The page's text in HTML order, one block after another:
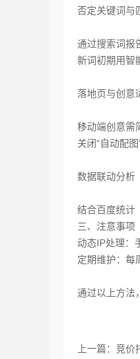
否定关键词与
通过搜索词报
新词初期用智
落地页与创意
移动端创意需
关闭“自动配
数据联动分析‌
结合百度统计
三、注意事项‌
动态IP处理‌：
定期维护‌：每
通过以上方法
上一篇：竞价